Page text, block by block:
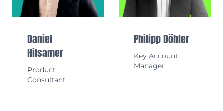
Daniel
Hilsamer
Product
Consultant
Philipp Döhler
Key Account
Manager